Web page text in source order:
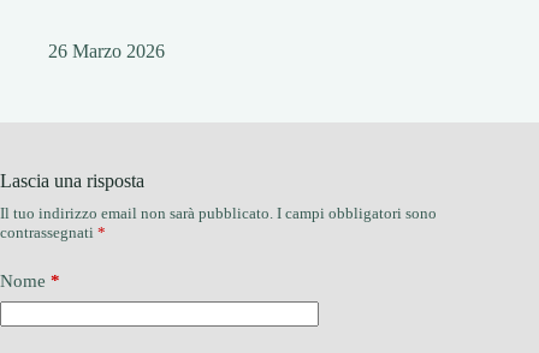
26 Marzo 2026
Lascia una risposta
Il tuo indirizzo email non sarà pubblicato. I campi obbligatori sono
contrassegnati *
Nome *